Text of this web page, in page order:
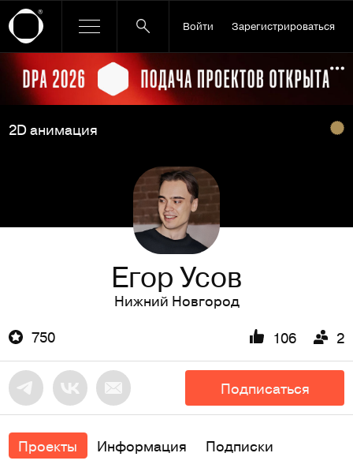
Войти Зарегистрироваться
Ссылка баннера
2D анимация
Егор Усов
Нижний Новгород
750
106 2
Подписаться
Проекты Информация Подписки